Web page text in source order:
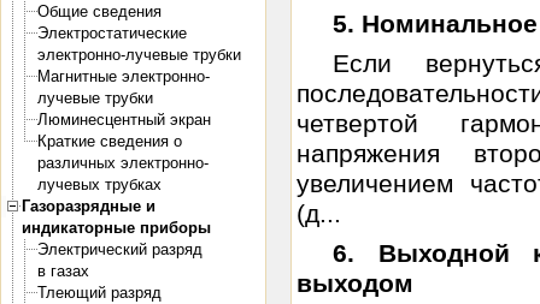
Общие сведения
Электростатические
электронно-лучевые трубки
Магнитные электронно-
лучевые трубки
Люминесцентный экран
Краткие сведения о
различных электронно-
лучевых трубках
Газоразрядные и
индикаторные приборы
Электрический разряд
в газах
Тлеющий разряд
5. Номинальное
Если
четвертой
напряжения
увеличением
(д...
6. Выходной
выходом